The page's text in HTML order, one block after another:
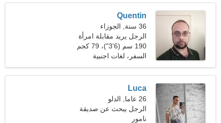
Quentin
36 سنة, الجوزاء
الرجل يريد مقابلة امرأة
190 سم (6'3")، 79 كجم
(174 رطلا)
السفر، لغات اجنبية
Luca
26 عاما, الدلو
الرجل يبحث عن صديقة
نامور